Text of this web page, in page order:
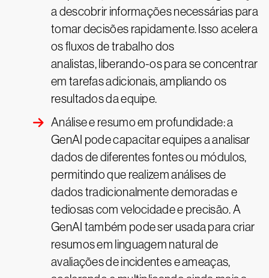
a descobrir informações necessárias para
tomar decisões rapidamente. Isso acelera
os fluxos de trabalho dos
analistas, liberando-os para se concentrar
em tarefas adicionais, ampliando os
resultados da equipe.
Análise e resumo em profundidade: a
GenAI pode capacitar equipes a analisar
dados de diferentes fontes ou módulos,
permitindo que realizem análises de
dados tradicionalmente demoradas e
tediosas com velocidade e precisão. A
GenAI também pode ser usada para criar
resumos em linguagem natural de
avaliações de incidentes e ameaças,